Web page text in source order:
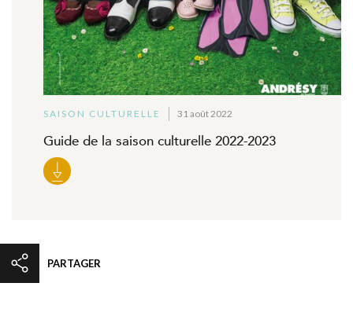
SAISON CULTURELLE 31 août 2022
Guide de la saison culturelle 2022-2023
PARTAGER